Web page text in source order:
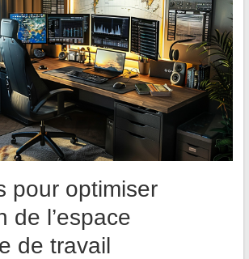
pour optimiser
de l’espace
de travail